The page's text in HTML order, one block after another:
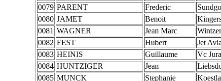
0079 PARENT Frederic
0080 JAMET Benoit
0081 WAGNER Jean Marc
0082 FEST Hubert
Jet
0083 HEINIS Guillaume
Vc
0084 HUNTZIGER Jean
0085 MUNCK Stephanie